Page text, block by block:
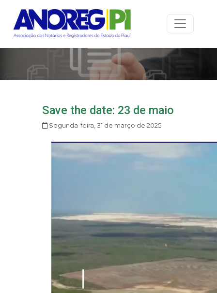
Save the date: 23 de maio
Segunda-feira, 31 de março de 2025